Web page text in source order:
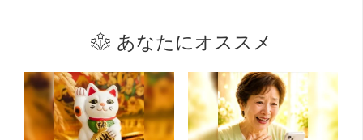
あなたにオススメ